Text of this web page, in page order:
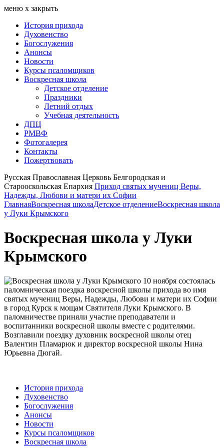
меню х закрыть
История прихода
Духовенство
Богослужения
Анонсы
Новости
Курсы псаломщиков
Воскресная школа
Детское отделение
Праздники
Летний отдых
Учебная деятельность
ДПЦ
РМВФ
Фотогалерея
Контакты
Пожертвовать
Русская Православная Церковь Белгородская и
Старооскольская Епархия Приход святых мучениц Веры,
Надежды, Любови и матери их Софии
ГлавнаяВоскресная школаДетское отделениеВоскресная школа
у Луки Крымского
Воскресная школа у Луки
Крымского
10 ноября состоялась
паломническая поездка воскресной школы прихода во имя
святых мучениц Веры, Надежды, Любови и матери их Софии
в город Курск к мощам Святителя Луки Крымского. В
паломничестве приняли участие преподаватели и
воспитанники воскресной школы вместе с родителями.
Возглавили поездку духовник воскресной школы отец
Валентин Пламарюк и директор воскресной школы Нина
Юрьевна Дюгай.
История прихода
Духовенство
Богослужения
Анонсы
Новости
Курсы псаломщиков
Воскресная школа